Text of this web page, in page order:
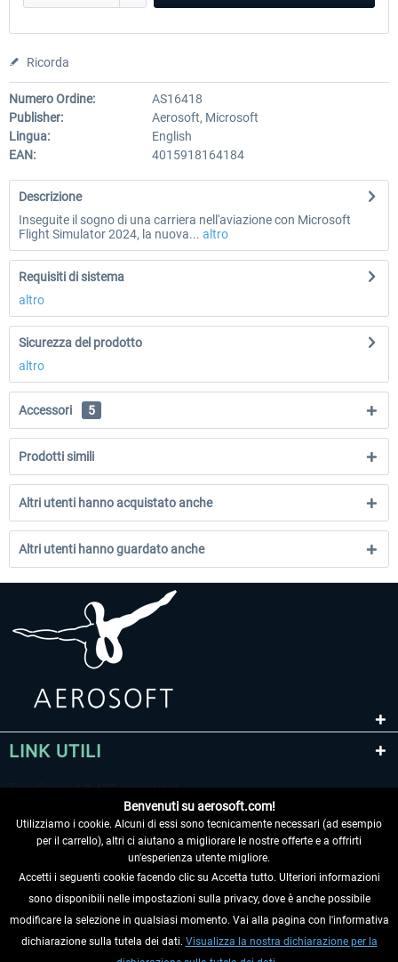
Ricorda
Numero Ordine:
AS16418
Publisher:
Aerosoft, Microsoft
Lingua:
English
EAN:
4015918164184
Descrizione
Inseguite il sogno di una carriera nell'aviazione con Microsoft
Flight Simulator 2024, la nuova... altro
Requisiti di sistema
altro
Sicurezza del prodotto
altro
Accessori 5
Prodotti simili
Altri utenti hanno acquistato anche
Altri utenti hanno guardato anche
LINK UTILI
RECEDERE DAL CONTRATTO
INFORMAZIONI
Benvenuti su aerosoft.com!
Utilizziamo i cookie. Alcuni di essi sono tecnicamente necessari (ad esempio
per il carrello), altri ci aiutano a migliorare le nostre offerte e a offrirti
un'esperienza utente migliore.
Accetti i seguenti cookie facendo clic su Accetta tutto. Ulteriori informazioni
sono disponibili nelle impostazioni sulla privacy, dove è anche possibile
modificare la selezione in qualsiasi momento. Vai alla pagina con l'informativa
dichiarazione sulla tutela dei dati. Visualizza la nostra dichiarazione per la